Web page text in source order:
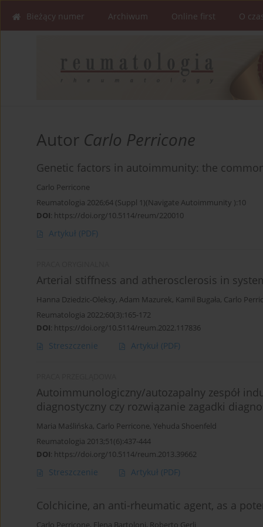
Bieżący numer Archiwum Online first O
Autor Carlo Perricone
Genetic factors in autoimmunity: the
Carlo Perricone
Reumatologia 2026;64 (Suppl 1)(Navigate Autoimmunity ):10
DOI: https://doi.org/10.5114/reum/220010
Artykuł (PDF)
Arterial stiffness and atherosclerosis in
Hanna Dziedzic-Oleksy, Adam Mazurek, Kamil Bugała, Carlo
Reumatologia 2022;60(3):165-172
DOI: https://doi.org/10.5114/reum.2022.117836
Streszczenie Artykuł (PDF)
Autoimmunologiczny/autozapalny zespół
diagnostyczny czy rozwiązanie zagadki
Maria Maślińska, Carlo Perricone, Yehuda Shoenfeld
Reumatologia 2013;51(6):437-444
DOI: https://doi.org/10.5114/reum.2013.39662
Streszczenie Artykuł (PDF)
Colchicine, an anti-rheumatic agent, as a